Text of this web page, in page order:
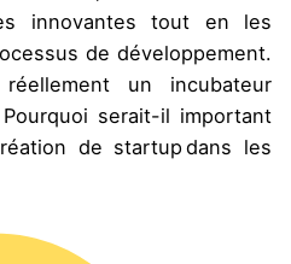
innovantes tout en les
de développement.
un incubateur
serait-il important
de startup dans les